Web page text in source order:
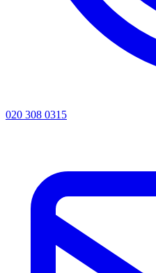
020 308 0315